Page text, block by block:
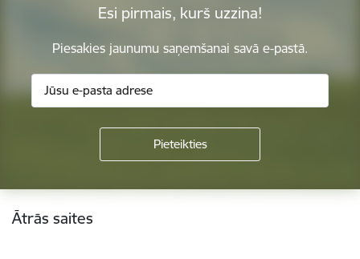
Esi pirmais, kurš uzzina!
Piesakies jaunumu saņemšanai savā e-pastā.
Kājene
Ātrās saites